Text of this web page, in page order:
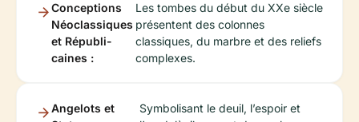
Conceptions
Néo­clas­si­ques
et Répu­bli­
caines :
Les tombes du début du XXe siècle
présentent des colonnes
classiques, du marbre et des reliefs
complexes.
Angelots et
Symbolisant le deuil, l’espoir et